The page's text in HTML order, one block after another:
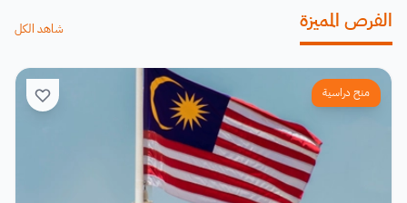
الفرص المميزة شاهد الكل
منح دراسية